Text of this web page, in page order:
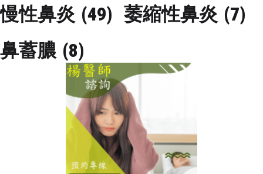
慢性鼻炎 (49) 萎縮性鼻炎 (7)
鼻蓄膿 (8)